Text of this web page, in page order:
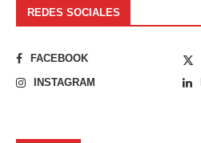
REDES SOCIALES
FACEBOOK
INSTAGRAM